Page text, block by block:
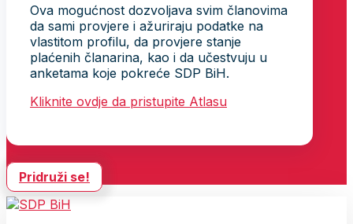
Ova mogućnost dozvoljava svim članovima
da sami provjere i ažuriraju podatke na
vlastitom profilu, da provjere stanje
plaćenih članarina, kao i da učestvuju u
anketama koje pokreće SDP BiH.
Kliknite ovdje da pristupite Atlasu
Pridruži se!